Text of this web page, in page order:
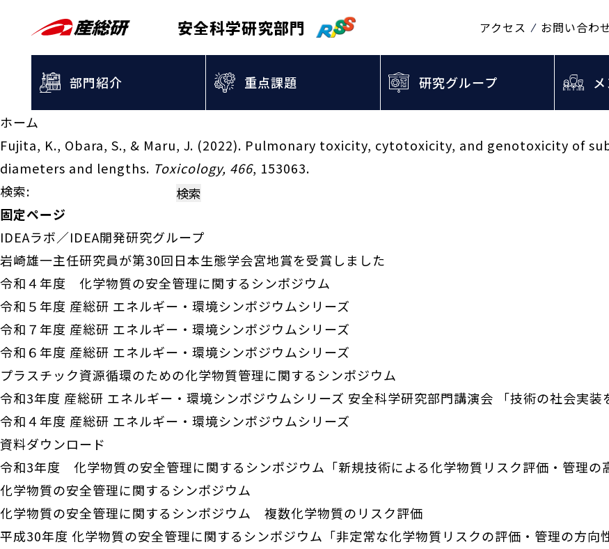
安全科学研究部門 アクセス お問い合わ
部門紹介 重点課題 研究グループ
ホーム
Fujita, K., Obara, S., & Maru, J. (2022). Pulmonary toxicity, cytotoxicity, and genotoxicity of
diameters and lengths. Toxicology, 466, 153063.
検索:
固定ページ
IDEAラボ／IDEA開発研究グループ
岩崎雄一主任研究員が第30回日本生態学会宮地賞を受賞しました
令和４年度 化学物質の安全管理に関するシンポジウム
令和５年度 産総研 エネルギー・環境シンポジウムシリーズ
令和７年度 産総研 エネルギー・環境シンポジウムシリーズ
令和６年度 産総研 エネルギー・環境シンポジウムシリーズ
プラスチック資源循環のための化学物質管理に関するシンポジウム
令和3年度 産総研 エネルギー・環境シンポジウムシリーズ 安全科学研究部門講演会 「技術の社会実装
令和４年度 産総研 エネルギー・環境シンポジウムシリーズ
資料ダウンロード
令和3年度 化学物質の安全管理に関するシンポジウム「新規技術による化学物質リスク評価・管理の
化学物質の安全管理に関するシンポジウム
化学物質の安全管理に関するシンポジウム 複数化学物質のリスク評価
平成30年度 化学物質の安全管理に関するシンポジウム「非定常な化学物質リスクの評価・管理の方向性